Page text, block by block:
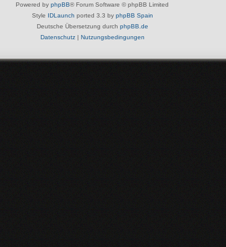
Powered by phpBB® Forum Software © phpBB Limited
Style IDLaunch ported 3.3 by phpBB Spain
Deutsche Übersetzung durch phpBB.de
Datenschutz| Nutzungsbedingungen